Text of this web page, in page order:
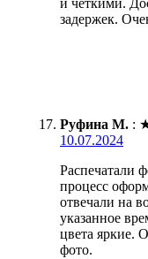
задержек.
Руфина М. :
10.07.2024
Распечатали
процесс
отвечали на
указанное
цвета яркие.
фото.